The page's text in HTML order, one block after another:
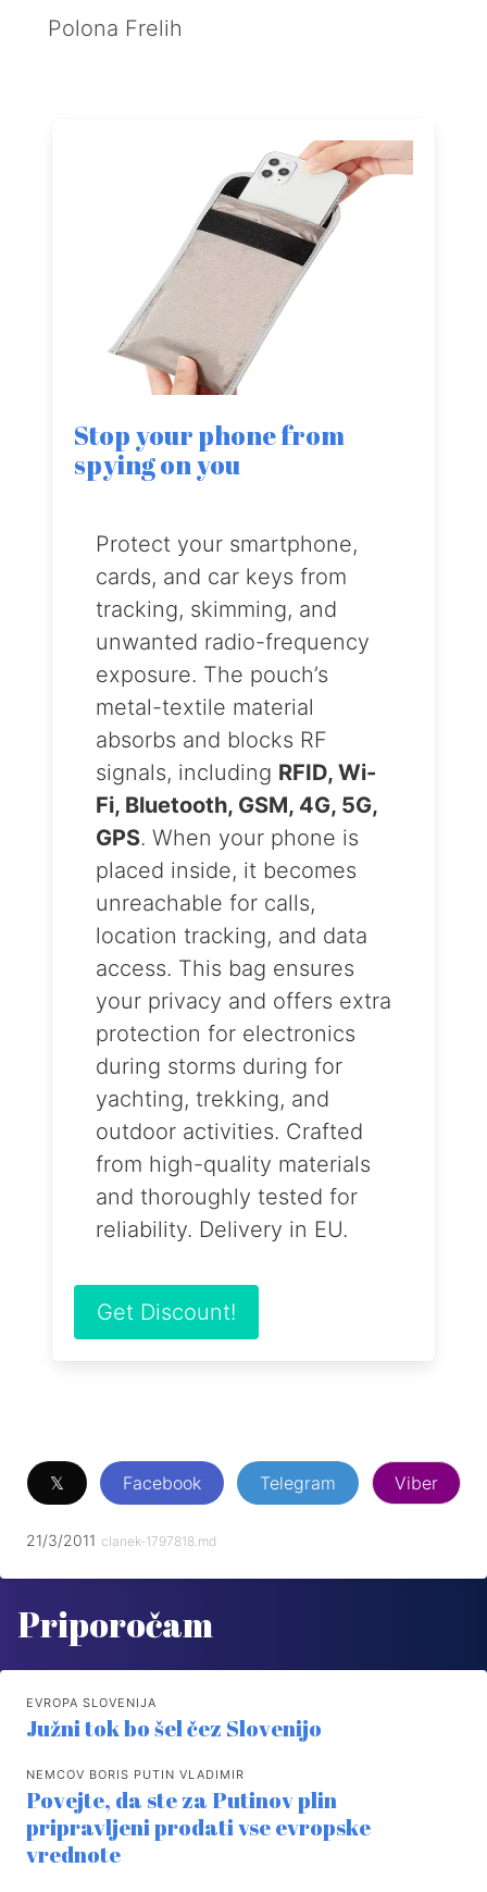
Polona Frelih
Stop your phone from
spying on you
Protect your smartphone,
cards, and car keys from
tracking, skimming, and
unwanted radio-frequency
exposure. The pouch’s
metal-textile material
absorbs and blocks RF
signals, including RFID, Wi-
Fi, Bluetooth, GSM, 4G, 5G,
GPS. When your phone is
placed inside, it becomes
unreachable for calls,
location tracking, and data
access. This bag ensures
your privacy and offers extra
protection for electronics
during storms during for
yachting, trekking, and
outdoor activities. Crafted
from high-quality materials
and thoroughly tested for
reliability. Delivery in EU.
Get Discount!
𝕏 Facebook Telegram Viber
21/3/2011 clanek-1797818.md
Priporočam
EVROPA SLOVENIJA
Južni tok bo šel čez Slovenijo
NEMCOV BORIS PUTIN VLADIMIR
Povejte, da ste za Putinov plin
pripravljeni prodati vse evropske
vrednote